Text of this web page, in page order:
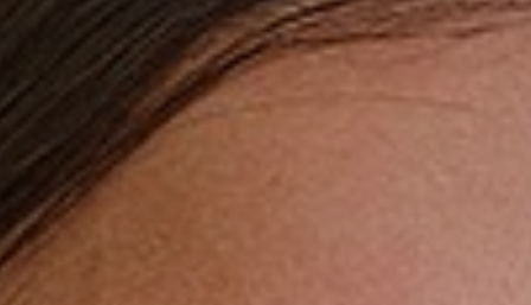
Opleidingen
Lestijden
Vrijeschoolroute Vasalis
Eerste weken op het Carmel
Carmelbrochure
Inloggen Leerlingenportaal